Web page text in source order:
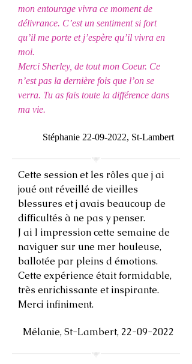
mon entourage vivra ce moment de
délivrance. C’est un sentiment si fort
qu’il me porte et j’espère qu’il vivra en
moi.
Merci Sherley, de tout mon Coeur. Ce
n’est pas la dernière fois que l’on se
verra. Tu as fais toute la différence dans
ma vie.
Stéphanie 22-09-2022, St-Lambert
Cette session et les rôles que j ai
joué ont réveillé de vieilles
blessures et j avais beaucoup de
difficultés à ne pas y penser.
J ai l impression cette semaine de
naviguer sur une mer houleuse,
ballotée par pleins d émotions.
Cette expérience était formidable,
très enrichissante et inspirante.
Merci infiniment.
Mélanie, St-Lambert, 22-09-2022